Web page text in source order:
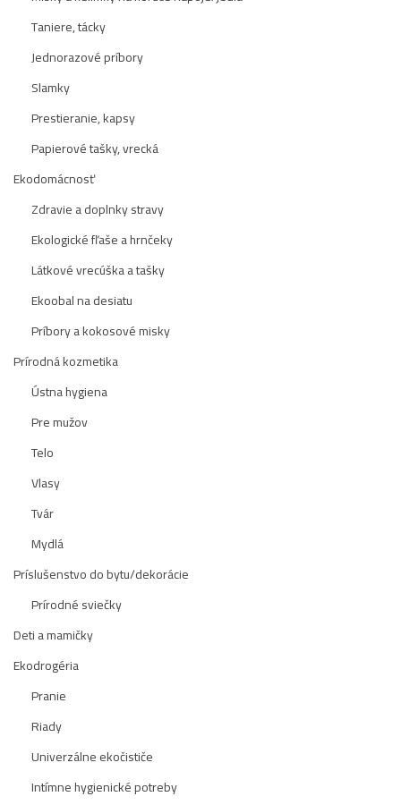
Taniere, tácky
Jednorazové príbory
Slamky
Prestieranie, kapsy
Papierové tašky, vrecká
Ekodomácnosť
Zdravie a doplnky stravy
Ekologické fľaše a hrnčeky
Látkové vrecúška a tašky
Ekoobal na desiatu
Príbory a kokosové misky
Prírodná kozmetika
Ústna hygiena
Pre mužov
Telo
Vlasy
Tvár
Mydlá
Príslušenstvo do bytu/dekorácie
Prírodné sviečky
Deti a mamičky
Ekodrogéria
Pranie
Riady
Univerzálne ekočističe
Intímne hygienické potreby